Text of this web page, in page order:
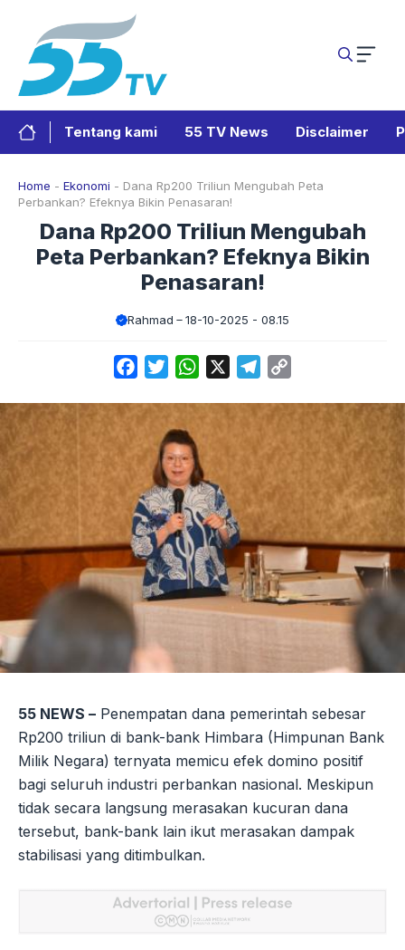
Tentang kami 55 TV News Disclaimer
Home - Ekonomi - Dana Rp200 Triliun Mengubah Peta
Perbankan? Efeknya Bikin Penasaran!
Dana Rp200 Triliun Mengubah
Peta Perbankan? Efeknya Bikin
Penasaran!
Rahmad 18-10-2025 - 08.15
FacebookTwitterWhatsApp Telegram
55 NEWS – Penempatan dana pemerintah sebesar
Rp200 triliun di bank-bank Himbara (Himpunan Bank
Milik Negara) ternyata memicu efek domino positif
bagi seluruh industri perbankan nasional. Meskipun
tidak secara langsung merasakan kucuran dana
tersebut, bank-bank lain ikut merasakan dampak
stabilisasi yang ditimbulkan.